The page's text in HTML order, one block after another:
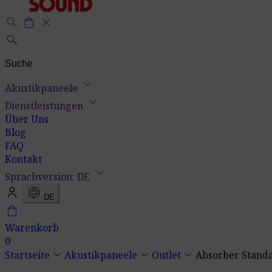
search shopping_bag close
search
Akustikpaneele keyboard_arrow_down
Dienstleistungen keyboard_arrow_down
Über Uns
Blog
FAQ
Kontakt
Sprachversion: DE keyboard_arrow_down
language DE
shopping_bag
Warenkorb
0
Startseite keyboard_arrow_down Akustikpaneele keyboard_arrow_down Outlet keyboard_arrow_down